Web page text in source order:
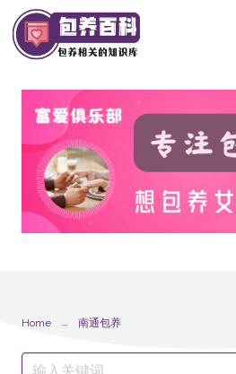
Skip
to
content
Home 南通包养
Search